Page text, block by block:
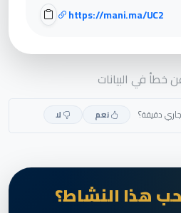
https://mani.ma/UC2
خطأ في البيانات
دقيقة؟ نعم لا
هذا النشاط؟